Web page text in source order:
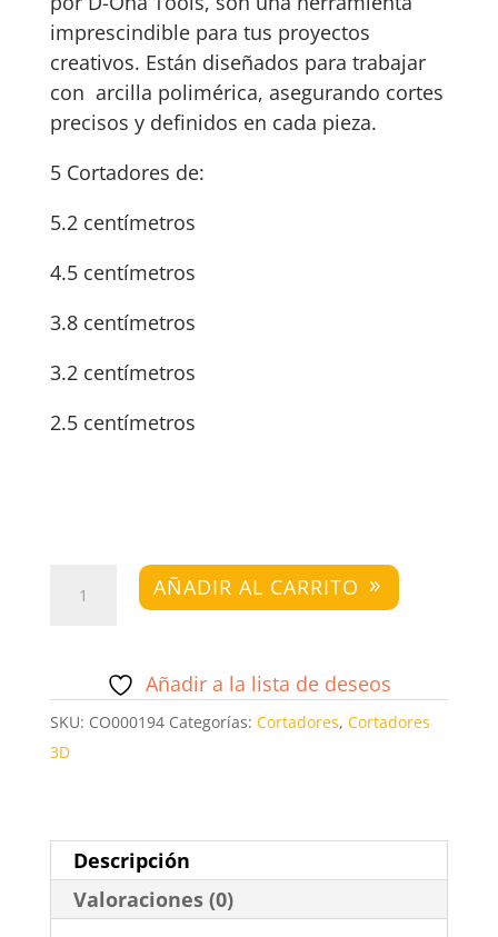
imprescindible para tus proyectos
creativos. Están diseñados para trabajar
con arcilla polimérica, asegurando cortes
precisos y definidos en cada pieza.
5 Cortadores de:
5.2 centímetros
4.5 centímetros
3.8 centímetros
3.2 centímetros
2.5 centímetros
Gotas
cantidad
AÑADIR AL CARRITO
Añadir a la lista de deseos
SKU: CO000194 Categorías: Cortadores, Cortadores
3D
Descripción
Valoraciones (0)